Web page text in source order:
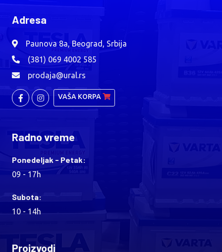
Adresa
Paunova 8a, Beograd, Srbija
(381) 069 4002 585
prodaja@ural.rs
VAŠA KORPA
Radno vreme
Ponedeljak - Petak:
09 - 17h
Subota:
10 - 14h
Proizvodi